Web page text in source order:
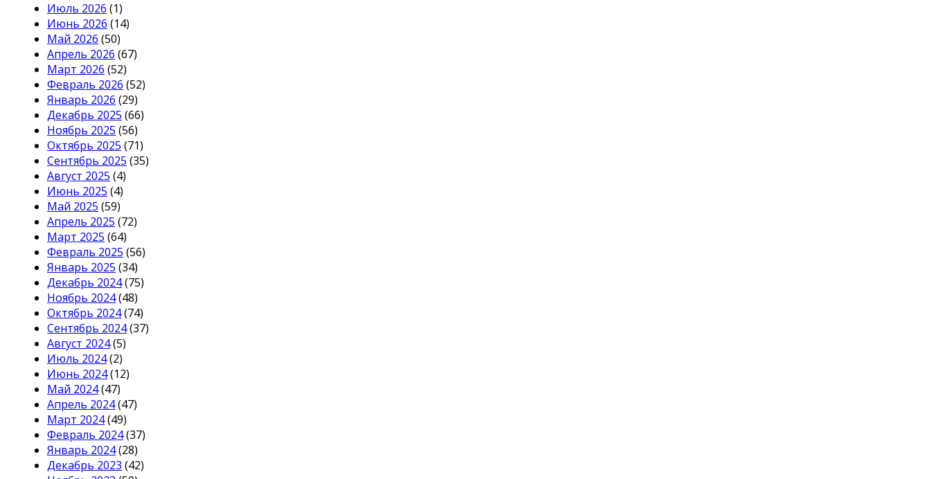
Июль 2026 (1)
Июнь 2026 (14)
Май 2026 (50)
Апрель 2026 (67)
Март 2026 (52)
Февраль 2026 (52)
Январь 2026 (29)
Декабрь 2025 (66)
Ноябрь 2025 (56)
Октябрь 2025 (71)
Сентябрь 2025 (35)
Август 2025 (4)
Июнь 2025 (4)
Май 2025 (59)
Апрель 2025 (72)
Март 2025 (64)
Февраль 2025 (56)
Январь 2025 (34)
Декабрь 2024(75)
Ноябрь 2024(48)
Октябрь 2024(74)
Сентябрь 2024(37)
Август 2024(5)
Июль 2024(2)
Июнь 2024(12)
Май 2024(47)
Апрель 2024(47)
Март 2024(49)
Февраль 2024(37)
Январь 2024(28)
Декабрь 2023 (42)